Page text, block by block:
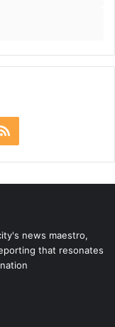
RSS
news maestro,
that resonates